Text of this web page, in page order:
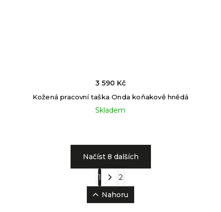
Kožená pracovní taška Onda koňakově hnědá
Skladem
3 590 Kč
Načíst 8 dalších
1
2
Nahoru